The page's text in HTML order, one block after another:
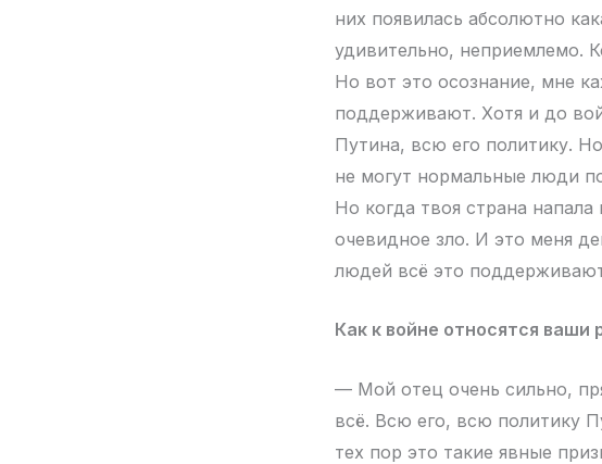
них появилась абсолютно
удивительно, неприемлемо.
Но вот это осознание, мне
поддерживают. Хотя и до
Путина, всю его политику.
не могут нормальные люди
Но когда твоя страна
очевидное зло. И это меня
людей всё это
Как к войне относятся ваши
— Мой отец очень сильно,
всё. Всю его, всю политику
тех пор это такие явные